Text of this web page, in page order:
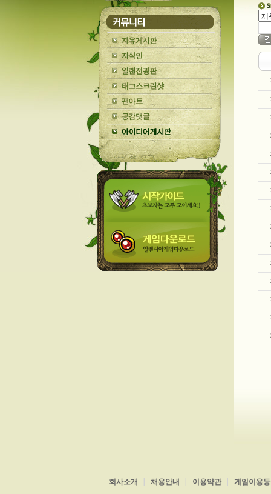
회사소개 채용안내 이용약관
게임이용